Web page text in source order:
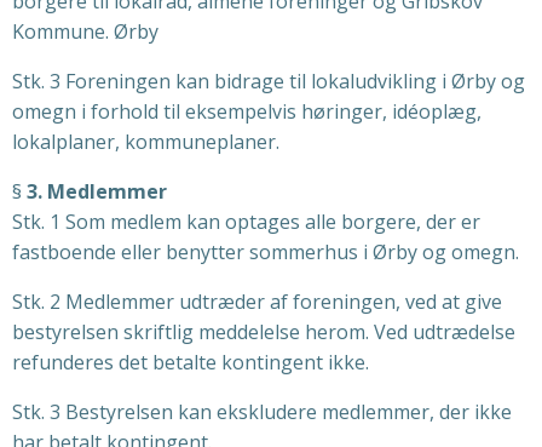
Kommune. Ørby
Stk. 3 Foreningen kan bidrage til lokaludvikling i Ørby og
omegn i forhold til eksempelvis høringer, idéoplæg,
lokalplaner, kommuneplaner.
§ 3. Medlemmer
Stk. 1 Som medlem kan optages alle borgere, der er
fastboende eller benytter sommerhus i Ørby og omegn.
Stk. 2 Medlemmer udtræder af foreningen, ved at give
bestyrelsen skriftlig meddelelse herom. Ved udtrædelse
refunderes det betalte kontingent ikke.
Stk. 3 Bestyrelsen kan ekskludere medlemmer, der ikke